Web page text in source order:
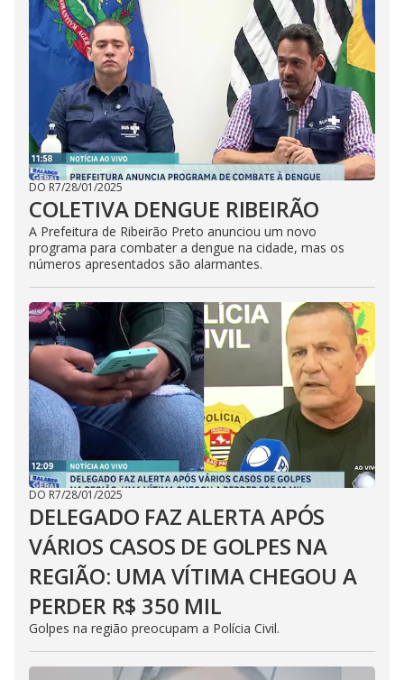
DO R7/28/01/2025
COLETIVA DENGUE RIBEIRÃO
A Prefeitura de Ribeirão Preto anunciou um novo
programa para combater a dengue na cidade, mas os
números apresentados são alarmantes.
DO R7/28/01/2025
DELEGADO FAZ ALERTA APÓS
VÁRIOS CASOS DE GOLPES NA
REGIÃO: UMA VÍTIMA CHEGOU A
PERDER R$ 350 MIL
Golpes na região preocupam a Polícia Civil.